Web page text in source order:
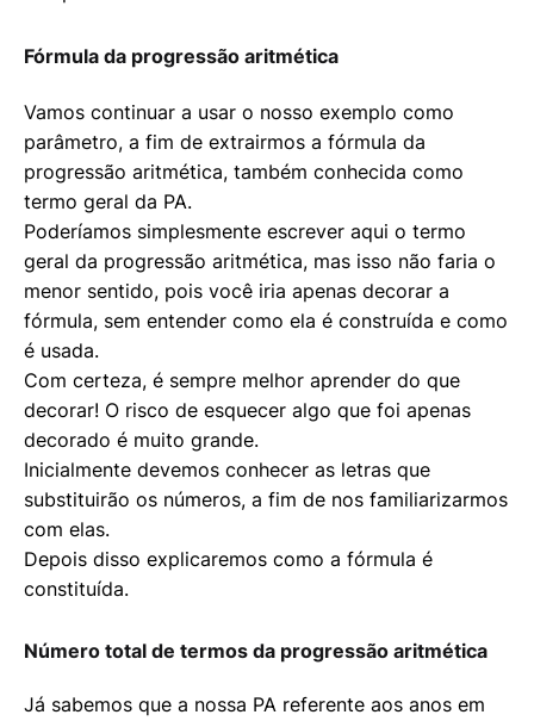
Fórmula da progressão aritmética
Vamos continuar a usar o nosso exemplo como
parâmetro, a fim de extrairmos a fórmula da
progressão aritmética, também conhecida como
termo geral da PA.
Poderíamos simplesmente escrever aqui o termo
geral da progressão aritmética, mas isso não faria o
menor sentido, pois você iria apenas decorar a
fórmula, sem entender como ela é construída e como
é usada.
Com certeza, é sempre melhor aprender do que
decorar! O risco de esquecer algo que foi apenas
decorado é muito grande.
Inicialmente devemos conhecer as letras que
substituirão os números, a fim de nos familiarizarmos
com elas.
Depois disso explicaremos como a fórmula é
constituída.
Número total de termos da progressão aritmética
Já sabemos que a nossa PA referente aos anos em